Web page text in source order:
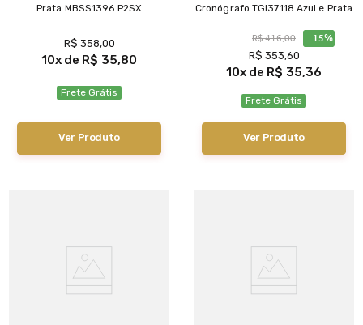
Prata MBSS1396 P2SX
R$ 358,00
10 R$ 35,80
Frete Grátis
Ver Produto
Cronógrafo TGI37118 Azul e Prata
R$416,00 15%
R$ 353,60
10 R$ 35,36
Frete Grátis
Ver Produto